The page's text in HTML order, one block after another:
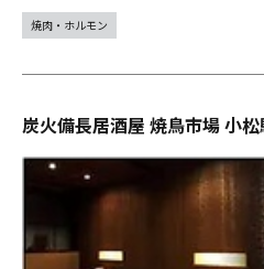
焼肉・ホルモン
炭火備長居酒屋 焼鳥市場 小